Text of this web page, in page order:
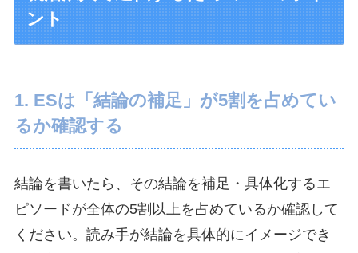
ント
1. ESは「結論の補足」が5割を占めてい
るか確認する
結論を書いたら、その結論を補足・具体化するエ
ピソードが全体の5割以上を占めているか確認して
ください。読み手が結論を具体的にイメージでき